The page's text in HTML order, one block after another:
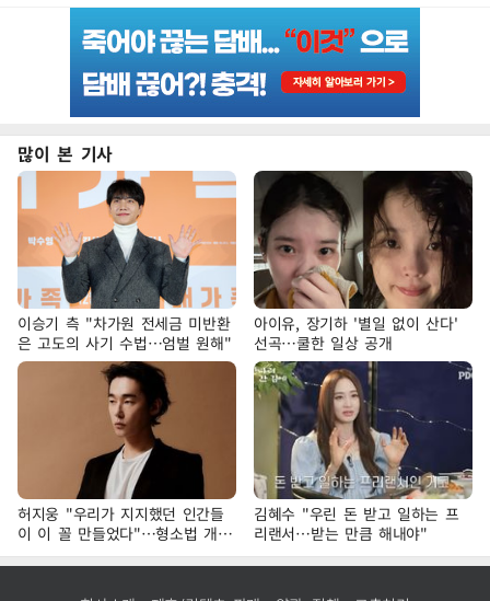
많이 본 기사
이승기 측 "차가원 전세금 미반환
은 고도의 사기 수법…엄벌 원해"
아이유, 장기하 '별일 없이 산다'
선곡…쿨한 일상 공개
허지웅 "우리가 지지했던 인간들
이 이 꼴 만들었다"…형소법 개정
에 격한 반응
김혜수 "우린 돈 받고 일하는 프
리랜서…받는 만큼 해내야"